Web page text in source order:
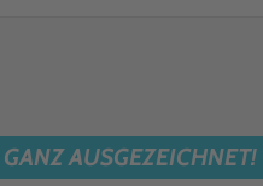
GANZ AUSGEZEICHNET!